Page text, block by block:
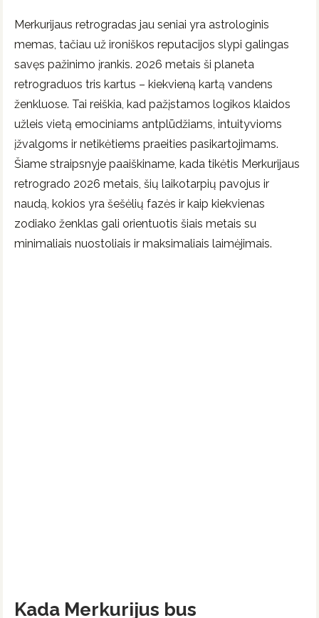
Merkurijaus retrogradas jau seniai yra astrologinis
memas, tačiau už ironiškos reputacijos slypi galingas
savęs pažinimo įrankis. 2026 metais ši planeta
retrograduos tris kartus – kiekvieną kartą vandens
ženkluose. Tai reiškia, kad pažįstamos logikos klaidos
užleis vietą emociniams antplūdžiams, intuityvioms
įžvalgoms ir netikėtiems praeities pasikartojimams.
Šiame straipsnyje paaiškiname, kada tikėtis Merkurijaus
retrogrado 2026 metais, šių laikotarpių pavojus ir
naudą, kokios yra šešėlių fazės ir kaip kiekvienas
zodiako ženklas gali orientuotis šiais metais su
minimaliais nuostoliais ir maksimaliais laimėjimais.
Kada Merkurijus bus